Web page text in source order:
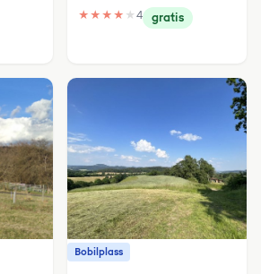
★ ★ ★ ★ ★ 4 gratis
Bobilplass